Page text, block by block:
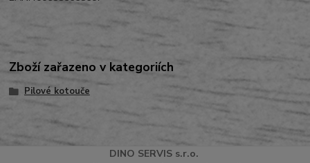
Zboží zařazeno v kategoriích
Pilové kotouče
DINO SERVISs.r.o.